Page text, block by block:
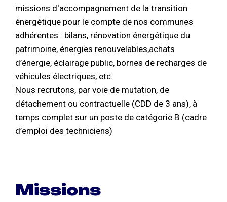
missions d'accompagnement de la transition
énergétique pour le compte de nos communes
adhérentes : bilans, rénovation énergétique du
patrimoine, énergies renouvelables,achats
d’énergie, éclairage public, bornes de recharges de
véhicules électriques, etc.
Nous recrutons, par voie de mutation, de
détachement ou contractuelle (CDD de 3 ans), à
temps complet sur un poste de catégorie B (cadre
d’emploi des techniciens)
Missions